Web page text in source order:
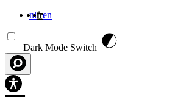
nlfren
Dark Mode Switch